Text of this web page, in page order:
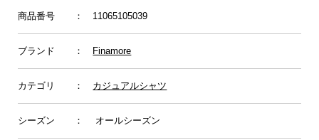
商品番号 ： 11065105039
ブランド ： Finamore
カテゴリ ： カジュアルシャツ
シーズン ： オールシーズン